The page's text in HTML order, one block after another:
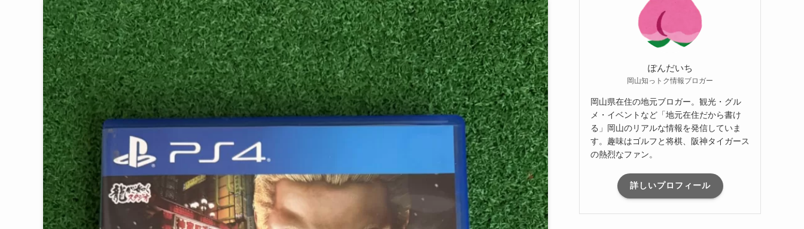
ぽんだいち
岡山知っトク情報ブロガー
岡山県在住の地元ブロガー。観光・グル
メ・イベントなど「地元在住だから書け
る」岡山のリアルな情報を発信していま
す。趣味はゴルフと将棋、阪神タイガース
の熱烈なファン。
詳しいプロフィール